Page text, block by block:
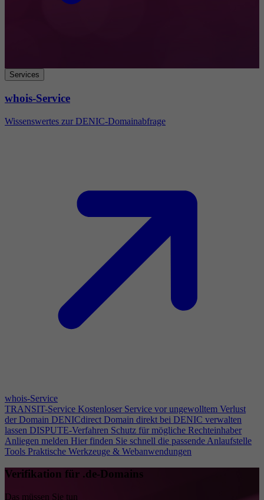
Services
whois-Service
Wissenswertes zur DENIC-Domainabfrage
whois-Service
TRANSIT-Service Kostenloser Service vor ungewolltem Verlust
der Domain DENICdirect Domain direkt bei DENIC verwalten
lassen DISPUTE-Verfahren Schutz für mögliche Rechteinhaber
Anliegen melden Hier finden Sie schnell die passende Anlaufstelle
Tools Praktische Werkzeuge & Webanwendungen
Verifikation für .de-Domains
Das müssen Sie tun